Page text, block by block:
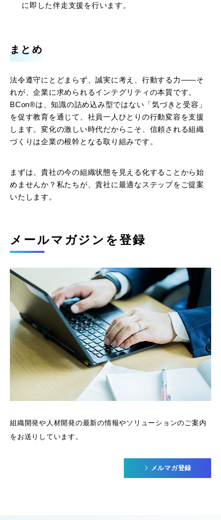
に即した伴走支援を行います。
まとめ
法令遵守にとどまらず、誠実に考え、行動する力——そ
れが、企業に求められるインテグリティの本質です。
BCon®は、知識の詰め込み型ではない「気づきと受容」
を促す教育を通じて、社員一人ひとりの行動変容を支援
します。変化の激しい時代だからこそ、信頼される組織
づくりは企業の根幹となる取り組みです。
まずは、貴社の今の組織状態を見える化することから始
めませんか？私たちが、貴社に最適なステップをご提案
いたします。
メールマガジンを登録
組織開発や人材開発の最新の情報やソリューションのご案内
をお送りしています。
メルマガ登録